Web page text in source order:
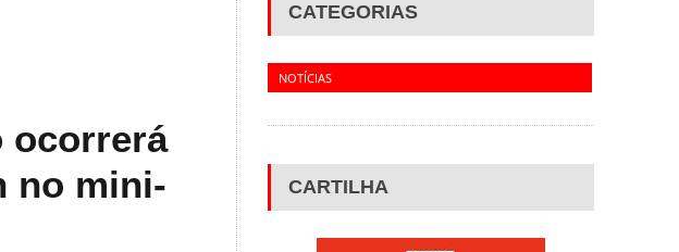
ocorrerá
no mini-
CATEGORIAS
NOTÍCIAS
CARTILHA